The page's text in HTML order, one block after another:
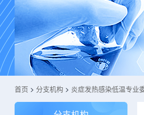
首页 > 分支机构 > 炎症发热感染低温专业